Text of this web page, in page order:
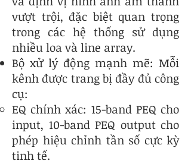
vượt trội, đặc biệt quan trọng
trong các hệ thống sử dụng
nhiều loa và line array.
Bộ xử lý động mạnh mẽ: Mỗi
kênh được trang bị đầy đủ công
cụ:
EQ chính xác: 15-band PEQ cho
input, 10-band PEQ output cho
phép hiệu chỉnh tần số cực kỳ
tinh tế.